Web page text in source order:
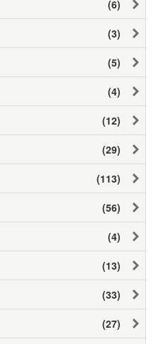
(6)
(3)
(5)
(4)
(12)
(29)
(113)
(56)
(4)
(13)
(33)
(27)